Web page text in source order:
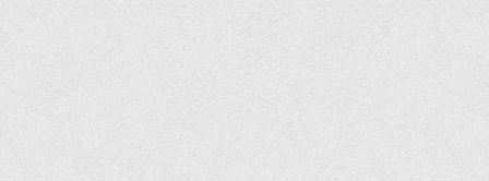
Програми вступних випробувань
Перелік предметних тестів єдиного вступного фахового